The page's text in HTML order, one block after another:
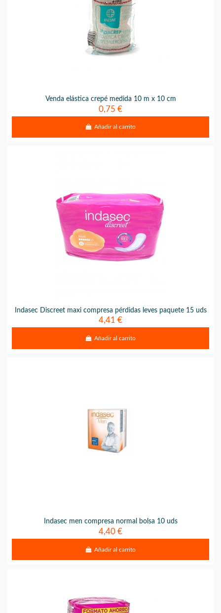
Venda elástica crepé medida 10 m x 10 cm
0,75 €
Añadir al carrito
Indasec Discreet maxi compresa pérdidas leves paquete 15 uds
4,41 €
Añadir al carrito
Indasec men compresa normal bolsa 10 uds
4,40 €
Añadir al carrito